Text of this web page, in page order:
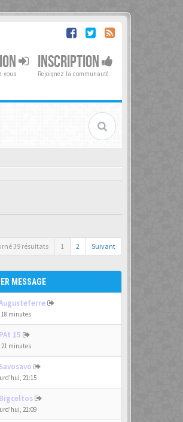
vous
INSCRIPTION
Rejoignez la communauté
39 résultats 1 2 Suivant
MESSAGE
18 minutes
PAt 15
21 minutes
Savosavo
21:15
Bigceltos
21:09